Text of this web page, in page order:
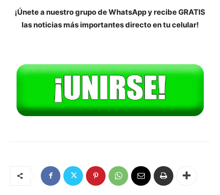
¡Únete a nuestro grupo de WhatsApp y recibe GRATIS
las noticias más importantes directo en tu celular!